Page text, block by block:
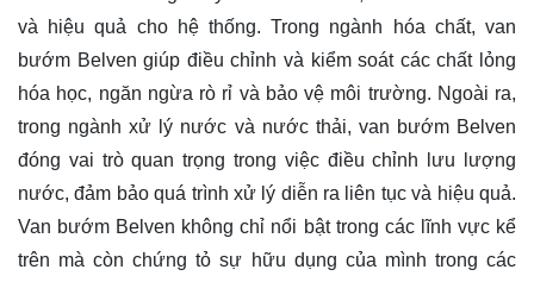
và hiệu quả cho hệ thống. Trong ngành hóa chất, van
bướm Belven giúp điều chỉnh và kiểm soát các chất lỏng
hóa học, ngăn ngừa rò rỉ và bảo vệ môi trường. Ngoài ra,
trong ngành xử lý nước và nước thải, van bướm Belven
đóng vai trò quan trọng trong việc điều chỉnh lưu lượng
nước, đảm bảo quá trình xử lý diễn ra liên tục và hiệu quả.
Van bướm Belven không chỉ nổi bật trong các lĩnh vực kể
trên mà còn chứng tỏ sự hữu dụng của mình trong các